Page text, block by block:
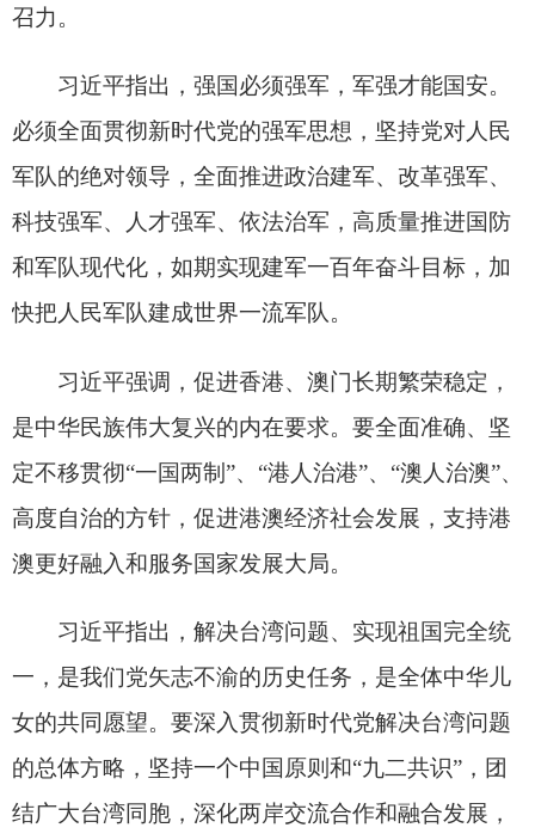
中央党政军群各部门和北京市主要负责同志，
各民主党派中央、全国工商联负责人和无党派人士
代表，“七一勋章”获得者亲属代表、所在单位代
表，以往功勋荣誉表彰获得者代表，老党员、老干
作者、先进基层党组织代表，在华工作的外国专家
代表，首都基层党员和各界群众代表，驻京部队官
分享:
打印本页
各县（市）网站 媒体
地州市政府 区政府部门